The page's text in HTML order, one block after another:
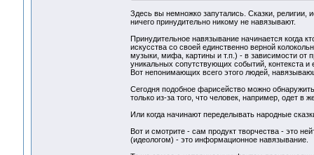
Здесь вы немножко запутались. Сказки,
ничего принудительно никому не навязывают.
Принудительное навязывание начинается когда
искусства со своей единственно верной
музыки, мифа, картины и т.п.) - в зависимости от
уникальных сопутствующих событий, контекста
Вот непонимающих всего этого людей,
Сегодня подобное фарисейство можно
только из-за того, что человек, например, одет в
Или когда начинают переделывать народные
Вот и смотрите - сам продукт творчества - это
(идеологом) - это информационное навязывание.